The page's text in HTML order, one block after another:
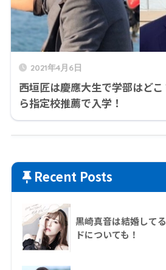
2021年4月6日
西垣匠は慶應大生で学部はど
ら指定校推薦で入学！
Recent Posts
黒崎真音は結婚して
ドについても！